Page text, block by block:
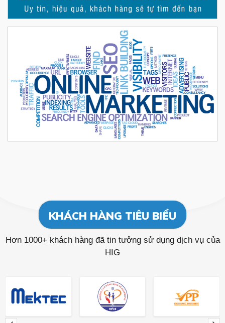
KHÁCH HÀNG TIÊU BIỂU
Hơn 1000+ khách hàng đã tin tưởng sử dụng dịch vụ của
HIG